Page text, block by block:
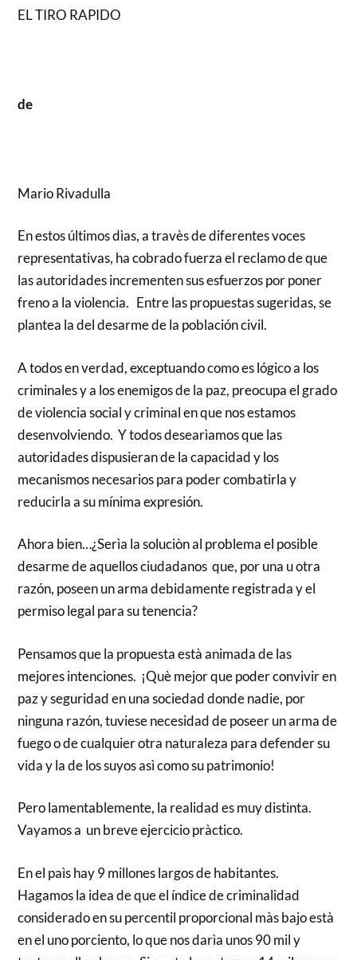
EL TIRO RAPIDO
de
Mario Rivadulla
En estos últimos dìas, a travès de diferentes voces
representativas, ha cobrado fuerza el reclamo de que
las autoridades incrementen sus esfuerzos por poner
freno a la violencia. Entre las propuestas sugeridas, se
plantea la del desarme de la población civil.
A todos en verdad, exceptuando como es lógico a los
criminales y a los enemigos de la paz, preocupa el grado
de violencia social y criminal en que nos estamos
desenvolviendo. Y todos desearìamos que las
autoridades dispusieran de la capacidad y los
mecanismos necesarios para poder combatirla y
reducirla a su mínima expresión.
Ahora bien…¿Serìa la soluciòn al problema el posible
desarme de aquellos ciudadanos que, por una u otra
razón, poseen un arma debidamente registrada y el
permiso legal para su tenencia?
Pensamos que la propuesta està animada de las
mejores intenciones. ¡Què mejor que poder convivir en
paz y seguridad en una sociedad donde nadie, por
ninguna razón, tuviese necesidad de poseer un arma de
fuego o de cualquier otra naturaleza para defender su
vida y la de los suyos asì como su patrimonio!
Pero lamentablemente, la realidad es muy distinta.
Vayamos a un breve ejercicio pràctico.
En el paìs hay 9 millones largos de habitantes.
Hagamos la idea de que el índice de criminalidad
considerado en su percentil proporcional màs bajo està
en el uno porciento, lo que nos darìa unos 90 mil y